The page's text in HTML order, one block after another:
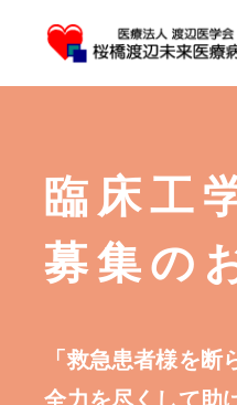
臨床工
募集の
「救急患者様を
全力を尽くして助